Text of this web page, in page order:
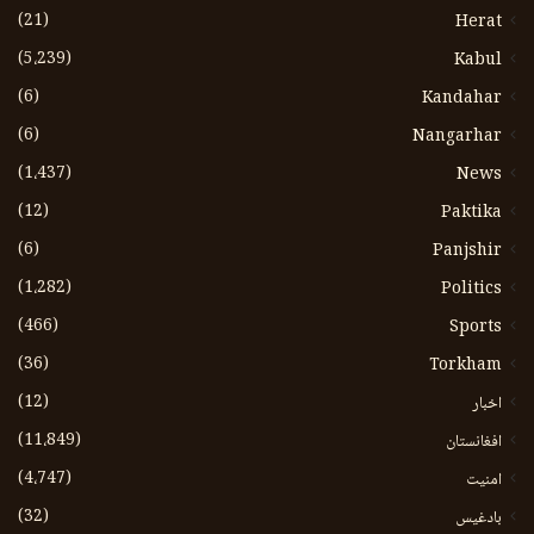
Herat
(21)
Kabul
(5،239)
Kandahar
(6)
Nangarhar
(6)
News
(1،437)
Paktika
(12)
Panjshir
(6)
Politics
(1،282)
Sports
(466)
Torkham
(36)
اخبار
(12)
افغانستان
(11،849)
امنیت
(4،747)
بادغیس
(32)